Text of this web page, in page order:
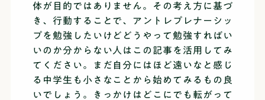
体が目的ではありません。その考え方に基づ
き、行動することで、アントレプレナーシッ
プを勉強したいけどどうやって勉強すればい
いのか分からない人はこの記事を活用してみ
てください。まだ自分にはほど遠いなと感じ
る中学生も小さなことから始めてみるもの良
いでしょう。きっかけはどこにでも転がって